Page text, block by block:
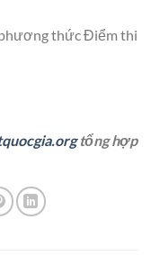
phương thức Điểm thi
tổng hợp